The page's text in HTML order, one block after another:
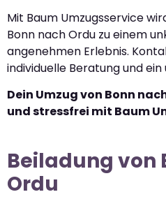
Mit Baum Umzugsservice
Bonn nach Ordu zu einem
angenehmen Erlebnis.
individuelle Beratung und
Dein Umzug von Bonn
und stressfrei mit Baum
Beiladung von
Ordu